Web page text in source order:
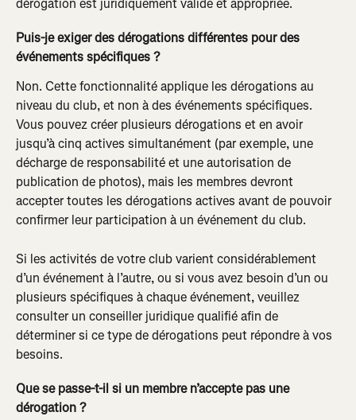
dérogation est juridiquement valide et appropriée.
Puis-je exiger des dérogations différentes pour des
événements spécifiques ?
Non. Cette fonctionnalité applique les dérogations au
niveau du club, et non à des événements spécifiques.
Vous pouvez créer plusieurs dérogations et en avoir
jusqu’à cinq actives simultanément (par exemple, une
décharge de responsabilité et une autorisation de
publication de photos), mais les membres devront
accepter toutes les dérogations actives avant de pouvoir
confirmer leur participation à un événement du club.
Si les activités de votre club varient considérablement
d’un événement à l’autre, ou si vous avez besoin d’un ou
plusieurs spécifiques à chaque événement, veuillez
consulter un conseiller juridique qualifié afin de
déterminer si ce type de dérogations peut répondre à vos
besoins.
Que se passe-t-il si un membre n’accepte pas une
dérogation ?